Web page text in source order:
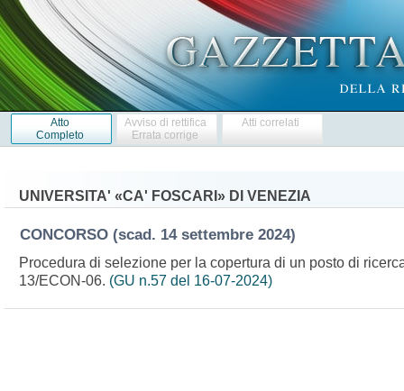
Atto
Completo
Avviso di rettifica
Errata corrige
Atti correlati
UNIVERSITA' «CA' FOSCARI» DI VENEZIA
CONCORSO (scad. 14 settembre 2024)
Procedura di selezione per la copertura di un posto di
13/ECON-06. (GU n.57 del 16-07-2024)